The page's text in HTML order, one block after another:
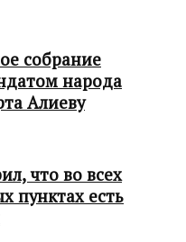
собрание
народа
Алиеву
что во всех
пунктах есть